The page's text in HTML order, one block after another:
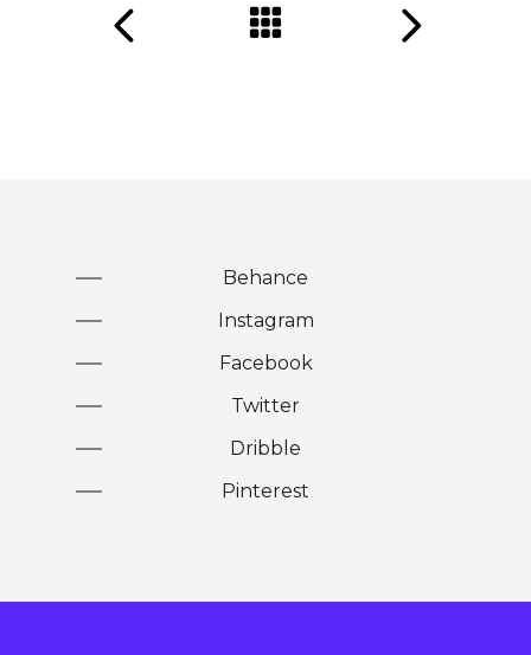
Behance
Instagram
Facebook
Twitter
Dribble
Pinterest